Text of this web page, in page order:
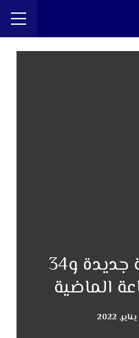
كوفيد.. 2255 إصابة جديدة و34